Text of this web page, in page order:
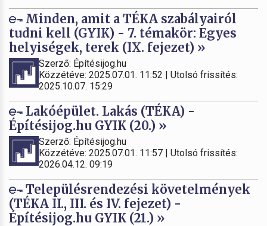
Minden, amit a TÉKA szabályairól
tudni kell (GYIK) - 7. témakör: Egyes
helyiségek, terek (IX. fejezet) »
Szerző: Építésijog.hu
Közzétéve: 2025.07.01. 11:52 | Utolsó frissítés:
2025.10.07. 15:29
Lakóépület. Lakás (TÉKA) -
Építésijog.hu GYIK (20.) »
Szerző: Építésijog.hu
Közzétéve: 2025.07.01. 11:57 | Utolsó frissítés:
2026.04.12. 09:19
Településrendezési követelmények
(TÉKA II., III. és IV. fejezet) -
Építésijog.hu GYIK (21.) »